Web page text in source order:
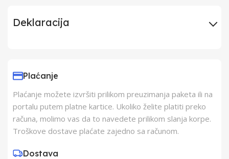
Deklaracija
Proizvođač
Schukat Electronic
gmbh
Plaćanje
Plaćanje možete izvršiti prilikom preuzimanja paketa ili na
portalu putem platne kartice. Ukoliko želite platiti preko
računa, molimo vas da to navedete prilikom slanja korpe.
Troškove dostave plaćate zajedno sa računom.
Dostava